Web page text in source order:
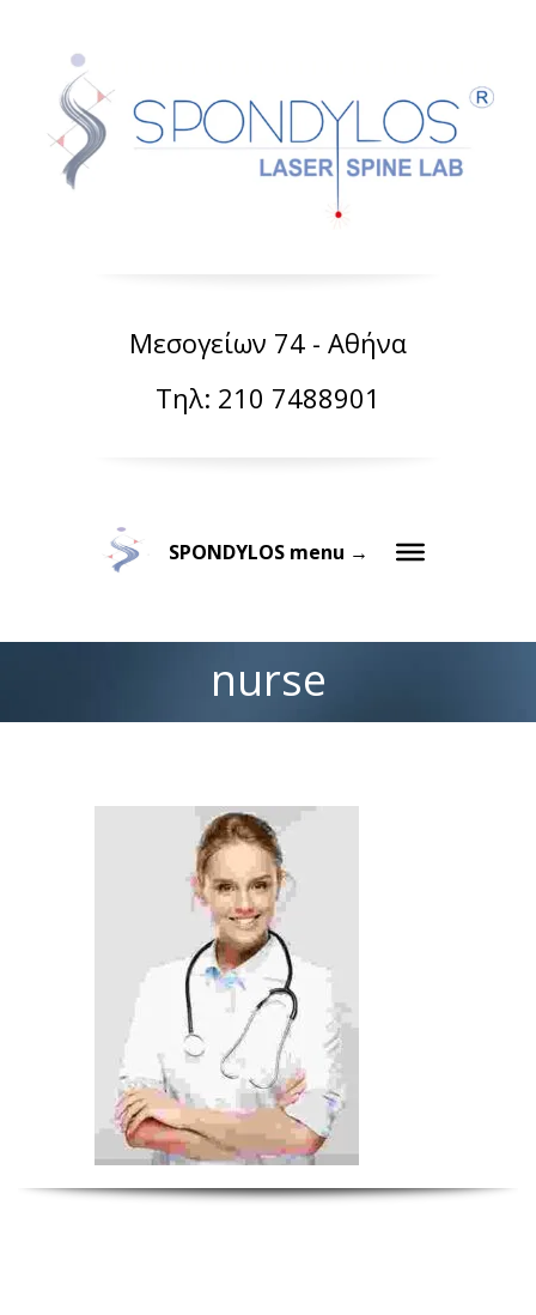
Μεσογείων 74 - Αθήνα
Τηλ: 210 7488901
SPONDYLOS menu →
nurse